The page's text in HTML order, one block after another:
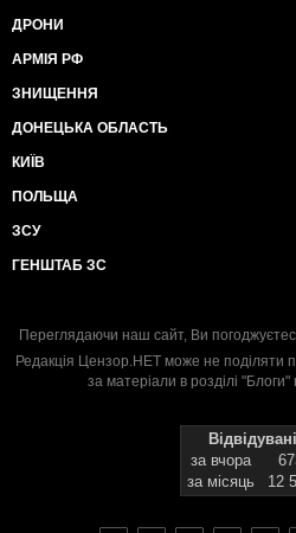
ДРОНИ
АРМІЯ РФ
ЗНИЩЕННЯ
ДОНЕЦЬКА ОБЛАСТЬ
КИЇВ
ПОЛЬЩА
ЗСУ
ГЕНШТАБ ЗС
Переглядаючи наш сайт, Ви
Редакція Цензор.НЕТ може не поділяти
за матеріали в розділі "Блоги"
за вчора
за місяць
12